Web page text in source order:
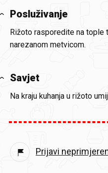
Posluživanje
Rižoto rasporedite na tople
narezanom metvicom.
Savjet
Na kraju kuhanja u rižoto
Prijavi